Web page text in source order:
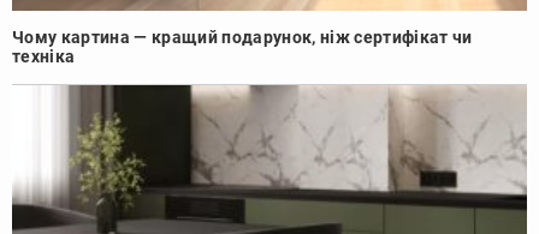
Чому картина — кращий подарунок, ніж сертифікат чи
техніка